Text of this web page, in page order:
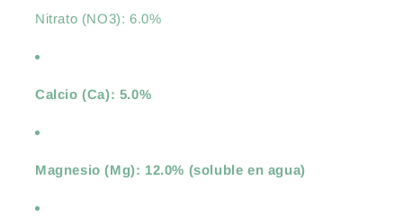
Nitrato (NO3): 6.0%
Calcio (Ca): 5.0%
Magnesio (Mg): 12.0% (soluble en agua)